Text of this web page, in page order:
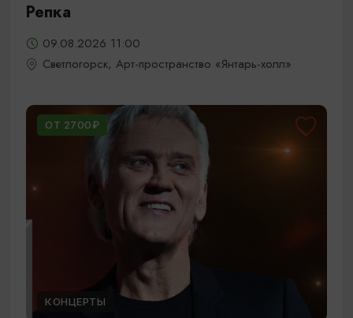
Репка
09.08.2026 11:00
Светлогорск, Арт-пространство «Янтарь-холл»
ОТ 2700₽
КОНЦЕРТЫ